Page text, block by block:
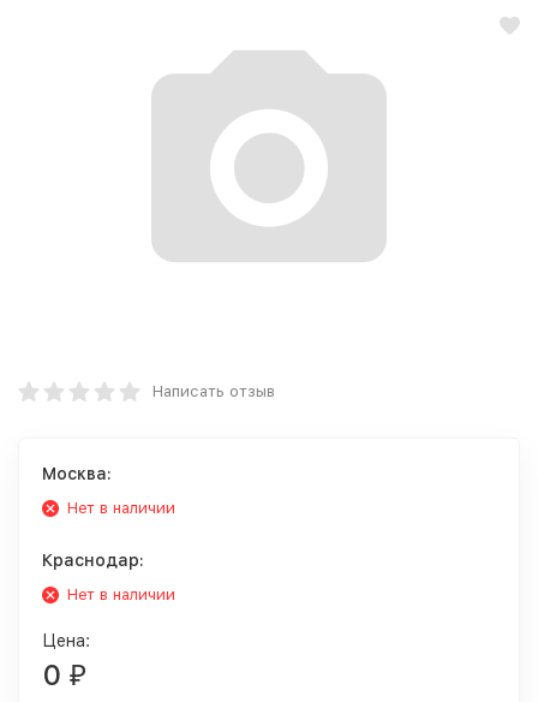
Написать отзыв
Москва:
Нет в наличии
Краснодар:
Нет в наличии
Цена:
0 ₽